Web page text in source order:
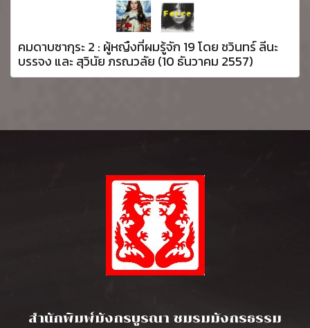
คมดาบซากุระ 2 : ผู้หญืงที่ผมรู้จัก 19 โดย ชวินทร์ ลีนะ
บรรจง และ สุวินัย ภรณวลัย (10 ธันวาคม 2557)
สำนักพิมพ์มังกรบูรณา ชมรมมังกรธรรม